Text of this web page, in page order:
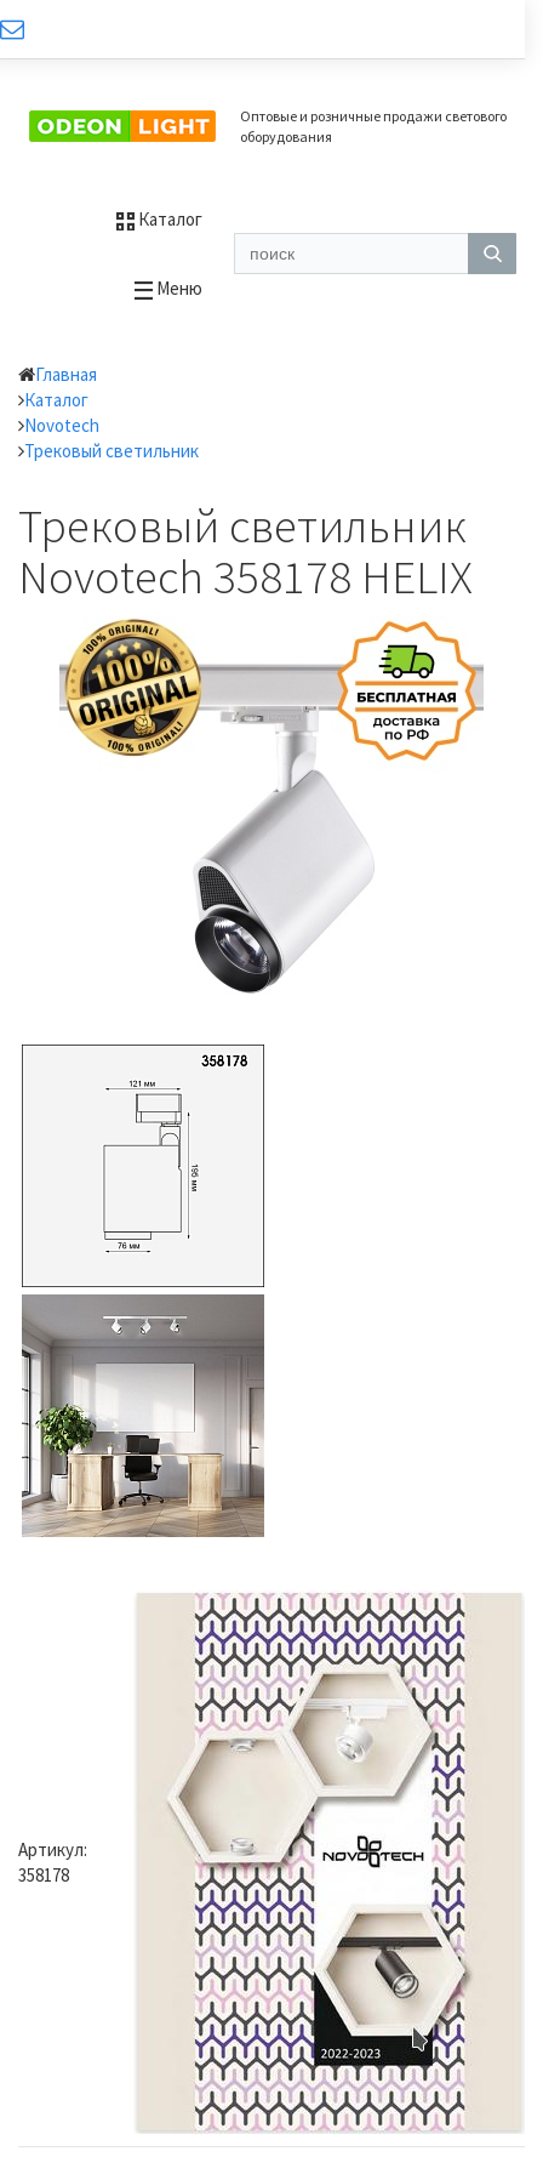
Оптовые и розничные продажи светового
оборудования
Каталог
Меню
Главная
Каталог
Novotech
Трековый светильник
Трековый светильник
Novotech 358178 HELIX
Артикул:
358178